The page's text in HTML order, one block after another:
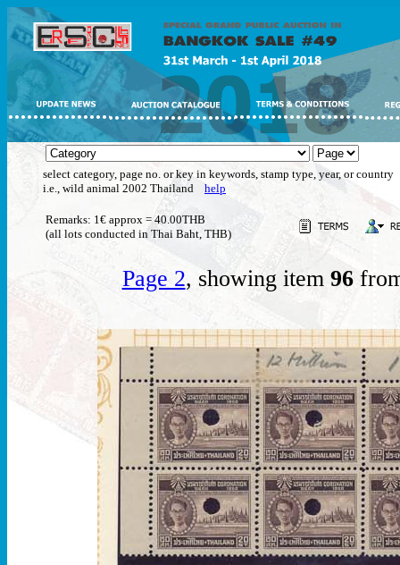
select category, page no. or key in keywords, stamp type, year, or country
i.e., wild animal 2002 Thailand help
Remarks: 1€ approx = 40.00THB
(all lots conducted in Thai Baht, THB)
Page 2, showing item 96